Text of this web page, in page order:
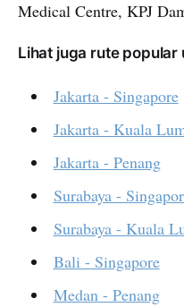
Medical Centre, KPJ
Lihat juga rute popular
Jakarta - Singapore
Jakarta - Kuala
Jakarta - Penang
Surabaya -
Surabaya - Kuala
Bali - Singapore
Medan - Penang